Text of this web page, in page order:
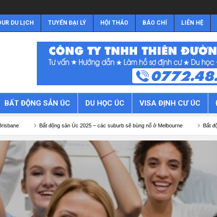
DU LỊCH TUYỂN ĐẠI LÝ HỘI THẢO BÁO CHÍ LIÊN HỆ
BẤT ĐỘNG SẢN ÚC DU HỌC ÚC VISA ĐỊNH CƯ ÚC
động sản Úc 2025 – các suburb sẽ bùng nổ ở Melbourne Bất động sản Úc